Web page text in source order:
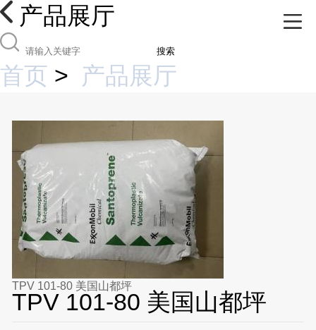
产品展厅
搜索
首页 > 产品展厅
TPV 101-80 美国山都坪
TPV 101-80 美国山都坪